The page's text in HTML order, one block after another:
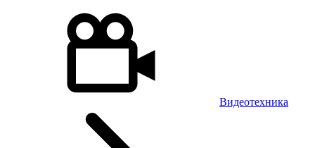
Видеотехника